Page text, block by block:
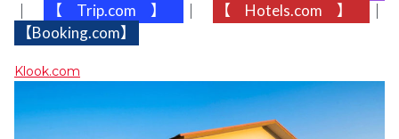
【Trip.com】 【Hotels.com】
【Booking.com】
Klook.com